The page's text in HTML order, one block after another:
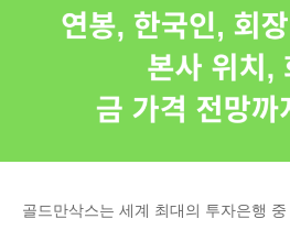
골드만삭스는 세계 최대의 투자은행